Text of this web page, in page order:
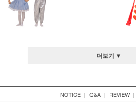
더보기 ▼
NOTICE| Q&A| REVIEW|